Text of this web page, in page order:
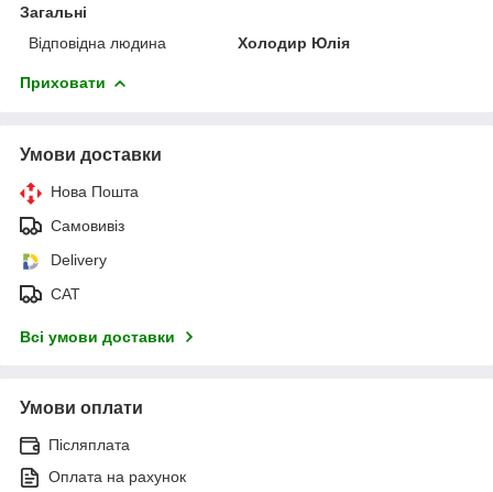
Загальні
Відповідна людина
Холодир Юлія
Приховати
Умови доставки
Нова Пошта
Самовивіз
Delivery
САТ
Всі умови доставки
Умови оплати
Післяплата
Оплата на рахунок